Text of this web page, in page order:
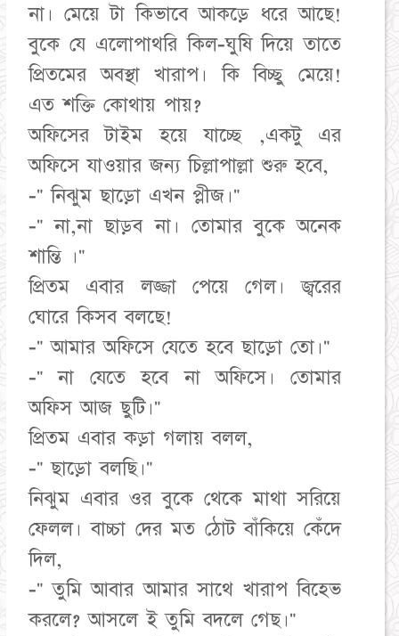
না। মেয়ে টা কিভাবে আকড়ে ধরে আছে!
বুকে যে এলোপাথরি কিল-ঘুষি দিয়ে তাতে
প্রিতমের অবস্থা খারাপ। কি বিচ্ছু মেয়ে!
এত শক্তি কোথায় পায়?
অফিসের টাইম হয়ে যাচ্ছে ,একটু এর
অফিসে যাওয়ার জন্য চিল্লাপাল্লা শুরু হবে,
-" নিঝুম ছাড়ো এখন প্লীজ।"
-" না,না ছাড়ব না। তোমার বুকে অনেক
শান্তি ।"
প্রিতম এবার লজ্জা পেয়ে গেল। জ্বরের
ঘোরে কিসব বলছে!
-" আমার অফিসে যেতে হবে ছাড়ো তো।"
-" না যেতে হবে না অফিসে। তোমার
অফিস আজ ছুটি।"
প্রিতম এবার কড়া গলায় বলল,
-" ছাড়ো বলছি।"
নিঝুম এবার ওর বুকে থেকে মাথা সরিয়ে
ফেলল। বাচ্চা দের মত ঠোট বাঁকিয়ে কেঁদে
দিল,
-" তুমি আবার আমার সাথে খারাপ বিহেভ
করলে? আসলে ই তুমি বদলে গেছ।"